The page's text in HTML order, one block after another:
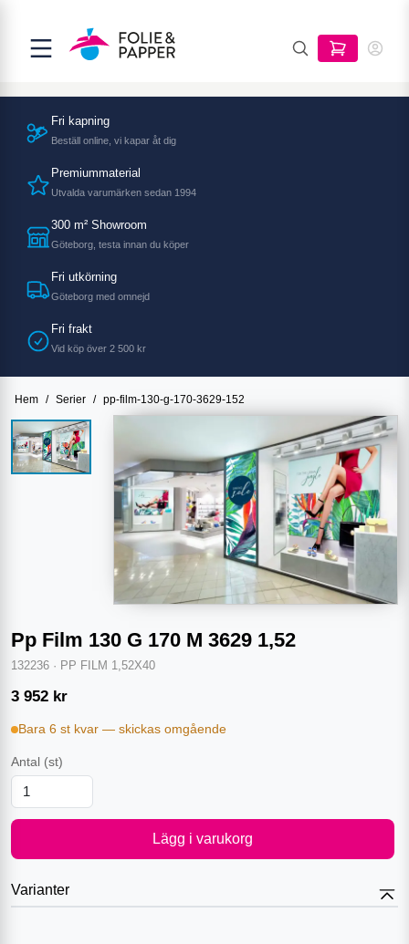
Fri kapning
Beställ online, vi kapar åt dig
Premiummaterial
Utvalda varumärken sedan 1994
300 m² Showroom
Göteborg, testa innan du köper
Fri utkörning
Göteborg med omnejd
Fri frakt
Vid köp över 2 500 kr
Hem / Serier / pp-film-130-g-170-3629-152
Pp Film 130 G 170 Μ 3629 1,52
132236 · PP FILM 1,52X40
3 952 kr
Bara 6 st kvar — skickas omgående
Antal (st)
Lägg i varukorg
Varianter